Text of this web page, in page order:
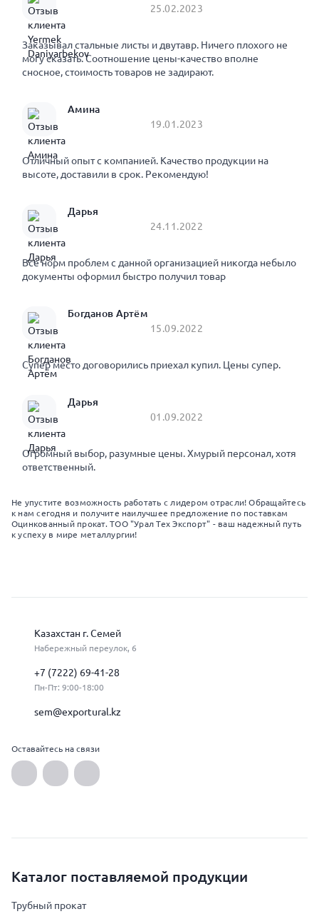
25.02.2023
Заказывал стальные листы и двутавр. Ничего плохого не
могу сказать. Соотношение цены-качество вполне
сносное, стоимость товаров не задирают.
Амина
19.01.2023
Отличный опыт с компанией. Качество продукции на
высоте, доставили в срок. Рекомендую!
Дарья
24.11.2022
Все норм проблем с данной организацией никогда небыло
документы оформил быстро получил товар
Богданов Артём
15.09.2022
Супер место договорились приехал купил. Цены супер.
Дарья
01.09.2022
Огромный выбор, разумные цены. Хмурый персонал, хотя
ответственный.
Не упустите возможность работать с лидером отрасли! Обращайтесь
к нам сегодня и получите наилучшее предложение по поставкам
Оцинкованный прокат. ТОО "Урал Тех Экспорт" - ваш надежный путь
к успеху в мире металлургии!
Казахстан г. Семей
Набережный переулок, 6
+7 (7222) 69-41-28
Пн-Пт: 9:00-18:00
sem@exportural.kz
Оставайтесь на связи
Каталог поставляемой продукции
Трубный прокат